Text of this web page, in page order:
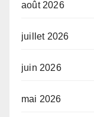
août 2026
juillet 2026
juin 2026
mai 2026